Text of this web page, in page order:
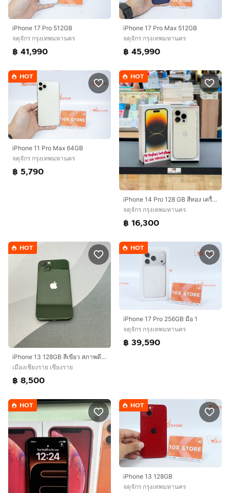
iPhone 17 Pro 512GB
จตุจักร กรุงเทพมหานคร
฿ 41,990
iPhone 17 Pro Max 512GB
จตุจักร กรุงเทพมหานคร
฿ 45,990
HOT
iPhone 11 Pro Max 64GB
จตุจักร กรุงเทพมหานคร
฿ 5,790
HOT
iPhone 14 Pro 128 GB สีทอง เครื่องสวยมาก
จตุจักร กรุงเทพมหานคร
฿ 16,300
HOT
iPhone 13 128GB สีเขียว สภาพดี (มือสอง)
เมืองเชียงราย เชียงราย
฿ 8,500
HOT
iPhone 17 Pro 256GB มือ 1
จตุจักร กรุงเทพมหานคร
฿ 39,590
HOT HOT
iPhone 13 128GB
จตุจักร กรุงเทพมหานคร